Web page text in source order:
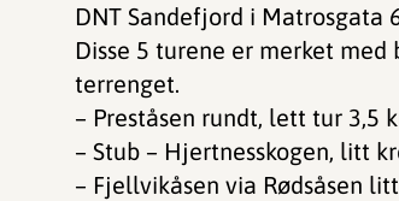
DNT Sandefjord i Matrosgata
Disse 5 turene er merket
terrenget.
– Preståsen rundt, lett tur 3,5
– Stub – Hjertnesskogen, litt
– Fjellvikåsen via Rødsåsen